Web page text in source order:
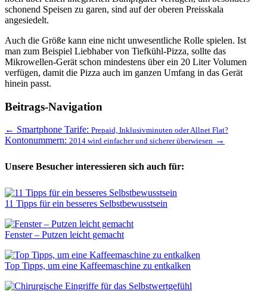
schonend Speisen zu garen, sind auf der oberen Preisskala
angesiedelt.
Auch die Größe kann eine nicht unwesentliche Rolle spielen. Ist
man zum Beispiel Liebhaber von Tiefkühl-Pizza, sollte das
Mikrowellen-Gerät schon mindestens über ein 20 Liter Volumen
verfügen, damit die Pizza auch im ganzen Umfang in das Gerät
hinein passt.
Beitrags-Navigation
← Smartphone Tarife: Prepaid, Inklusivminuten oder Allnet Flat?
Kontonummern: 2014 wird einfacher und sicherer überwiesen →
Unsere Besucher interessieren sich auch für:
11 Tipps für ein besseres Selbstbewusstsein
Fenster – Putzen leicht gemacht
Top Tipps, um eine Kaffeemaschine zu entkalken